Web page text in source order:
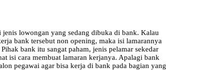
lowongan yang sedang dibuka di bank. Kalau
bank tersebut non opening, maka isi lamarannya
bank itu sangat paham, jenis pelamar sekedar
isi cara membuat lamaran kerjanya. Apalagi bank
pegawai agar bisa kerja di bank pada bagian yang